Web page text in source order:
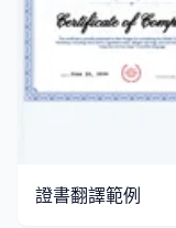
證書翻譯範例